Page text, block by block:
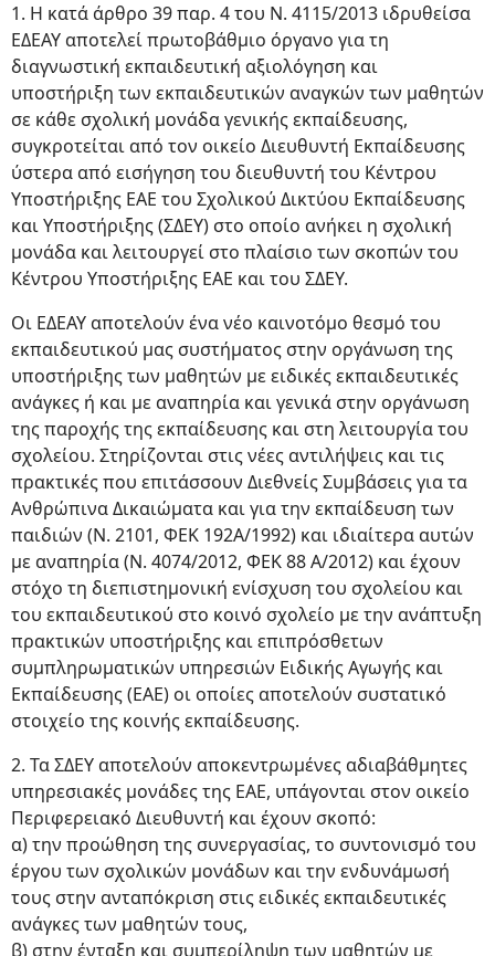
1. Η κατά άρθρο 39 παρ. 4 του Ν. 4115/2013 ιδρυθείσα
ΕΔΕΑΥ αποτελεί πρωτοβάθμιο όργανο για τη
διαγνωστική εκπαιδευτική αξιολόγηση και
υποστήριξη των εκπαιδευτικών αναγκών των μαθητών
σε κάθε σχολική μονάδα γενικής εκπαίδευσης,
συγκροτείται από τον οικείο Διευθυντή Εκπαίδευσης
ύστερα από εισήγηση του διευθυντή του Κέντρου
Υποστήριξης ΕΑΕ του Σχολικού Δικτύου Εκπαίδευσης
και Υποστήριξης (ΣΔΕΥ) στο οποίο ανήκει η σχολική
μονάδα και λειτουργεί στο πλαίσιο των σκοπών του
Κέντρου Υποστήριξης ΕΑΕ και του ΣΔΕΥ.
Oι ΕΔΕΑΥ αποτελούν ένα νέο καινοτόμο θεσμό του
εκπαιδευτικού μας συστήματος στην οργάνωση της
υποστήριξης των μαθητών με ειδικές εκπαιδευτικές
ανάγκες ή και με αναπηρία και γενικά στην οργάνωση
της παροχής της εκπαίδευσης και στη λειτουργία του
σχολείου. Στηρίζονται στις νέες αντιλήψεις και τις
πρακτικές που επιτάσσουν Διεθνείς Συμβάσεις για τα
Ανθρώπινα Δικαιώματα και για την εκπαίδευση των
παιδιών (Ν. 2101, ΦΕΚ 192Α/1992) και ιδιαίτερα αυτών
με αναπηρία (Ν. 4074/2012, ΦΕΚ 88 Α/2012) και έχουν
στόχο τη διεπιστημονική ενίσχυση του σχολείου και
του εκπαιδευτικού στο κοινό σχολείο με την ανάπτυξη
πρακτικών υποστήριξης και επιπρόσθετων
συμπληρωματικών υπηρεσιών Ειδικής Αγωγής και
Εκπαίδευσης (ΕΑΕ) οι οποίες αποτελούν συστατικό
στοιχείο της κοινής εκπαίδευσης.
2. Τα ΣΔΕΥ αποτελούν αποκεντρωμένες αδιαβάθμητες
υπηρεσιακές μονάδες της ΕΑΕ, υπάγονται στον οικείο
Περιφερειακό Διευθυντή και έχουν σκοπό:
α) την προώθηση της συνεργασίας, το συντονισμό του
έργου των σχολικών μονάδων και την ενδυνάμωσή
τους στην ανταπόκριση στις ειδικές εκπαιδευτικές
ανάγκες των μαθητών τους,
β) στην ένταξη και συμπερίληψη των μαθητών με